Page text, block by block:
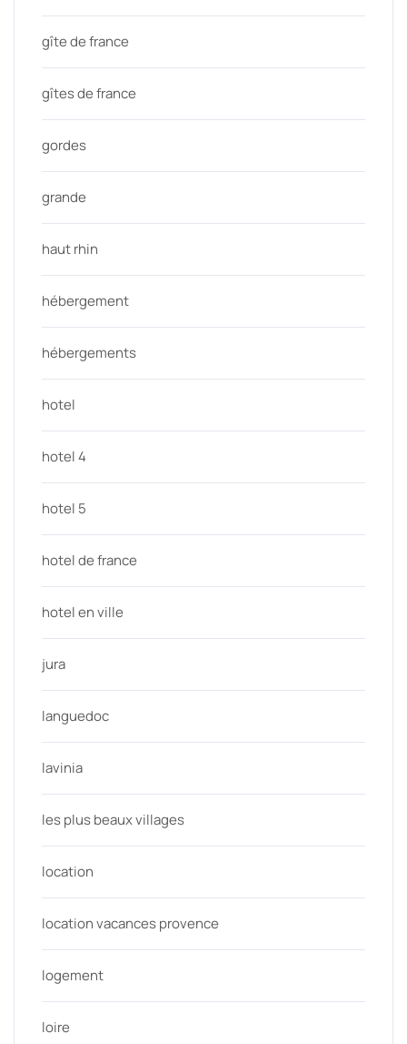
gîte de france
gîtes de france
gordes
grande
haut rhin
hébergement
hébergements
hotel
hotel 4
hotel 5
hotel de france
hotel en ville
jura
languedoc
lavinia
les plus beaux villages
location
location vacances provence
logement
loire